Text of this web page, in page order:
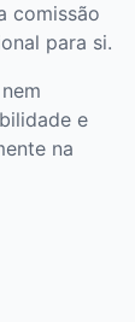
comissão
para si.
e
na